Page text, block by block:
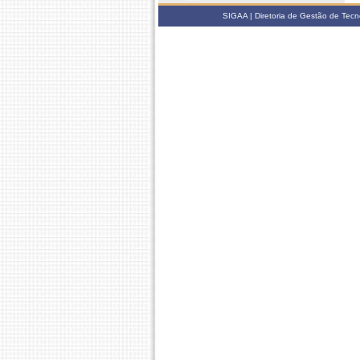
SIGAA | Diretoria de Gestão de